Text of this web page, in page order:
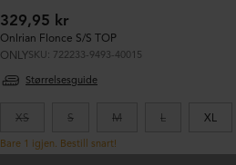
Ordinær
pris:
329,95 kr
Onlrian Flonce S/S TOP
ONLYSKU: 722233-9493-40015
Størrelsesguide
XS S M L XL
Bare 1 igjen. Bestill snart!